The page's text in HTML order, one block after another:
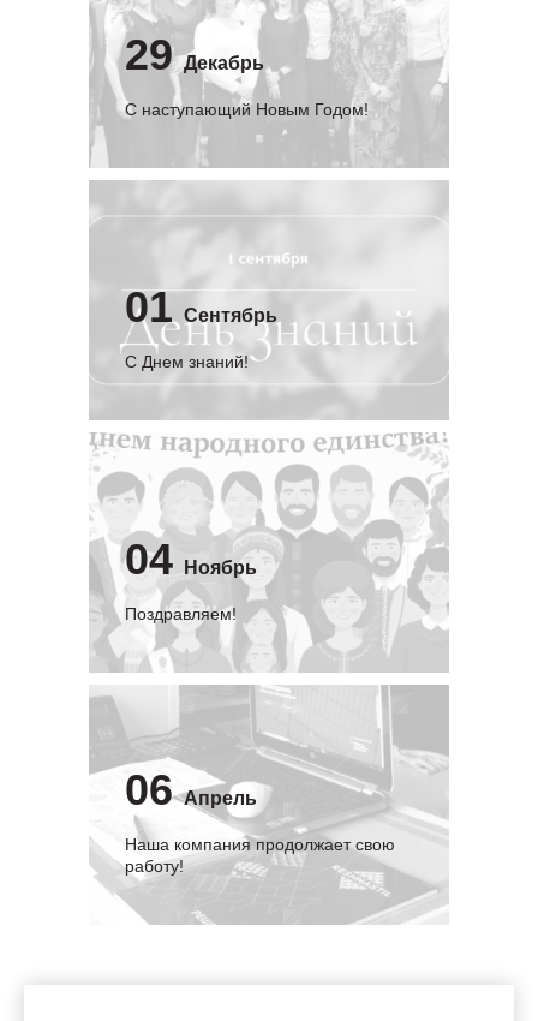
29 Декабрь
С наступающий Новым Годом!
01 Сентябрь
C Днем знаний!
04 Ноябрь
Поздравляем!
06 Апрель
Наша компания продолжает свою
работу!